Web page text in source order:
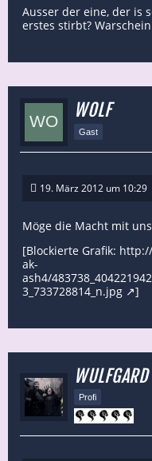
Ausser der eine, der is
erstes stirbt?
WOLF
Gast
19. März 2012 um 10:29
Möge die Macht mit
[Blockierte Grafik:
ak-
ash4/
3_733728814_n.jpg
]
WULFGARD
Profi